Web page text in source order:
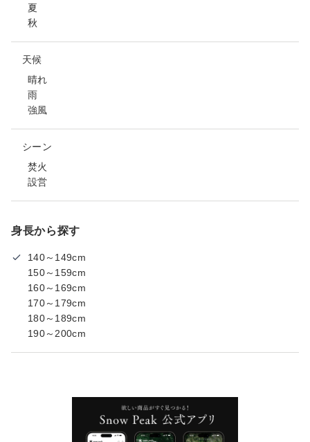
夏
秋
天候
晴れ
雨
強風
シーン
焚火
設営
身長から探す
140～149cm
150～159cm
160～169cm
170～179cm
180～189cm
190～200cm